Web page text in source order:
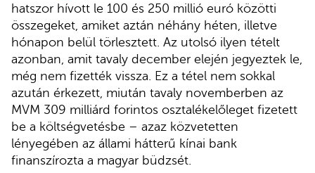
hatszor hívott le 100 és 250 millió euró közötti
összegeket, amiket aztán néhány héten, illetve
hónapon belül törlesztett. Az utolsó ilyen tételt
azonban, amit tavaly december elején jegyeztek le,
még nem fizették vissza. Ez a tétel nem sokkal
azután érkezett, miután tavaly novemberben az
MVM 309 milliárd forintos osztalékelőleget fizetett
be a költségvetésbe – azaz közvetetten
lényegében az állami hátterű kínai bank
finanszírozta a magyar büdzsét.